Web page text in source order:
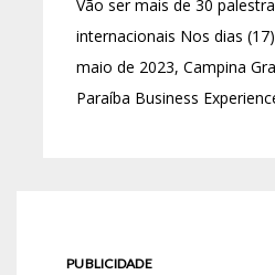
Vão ser mais de 30
internacionais Nos dias
maio de 2023, Campina
Paraíba Business
PUBLICIDADE